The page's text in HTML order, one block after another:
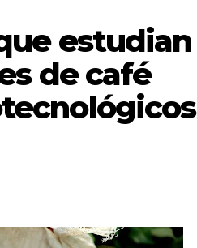
estudian
de café